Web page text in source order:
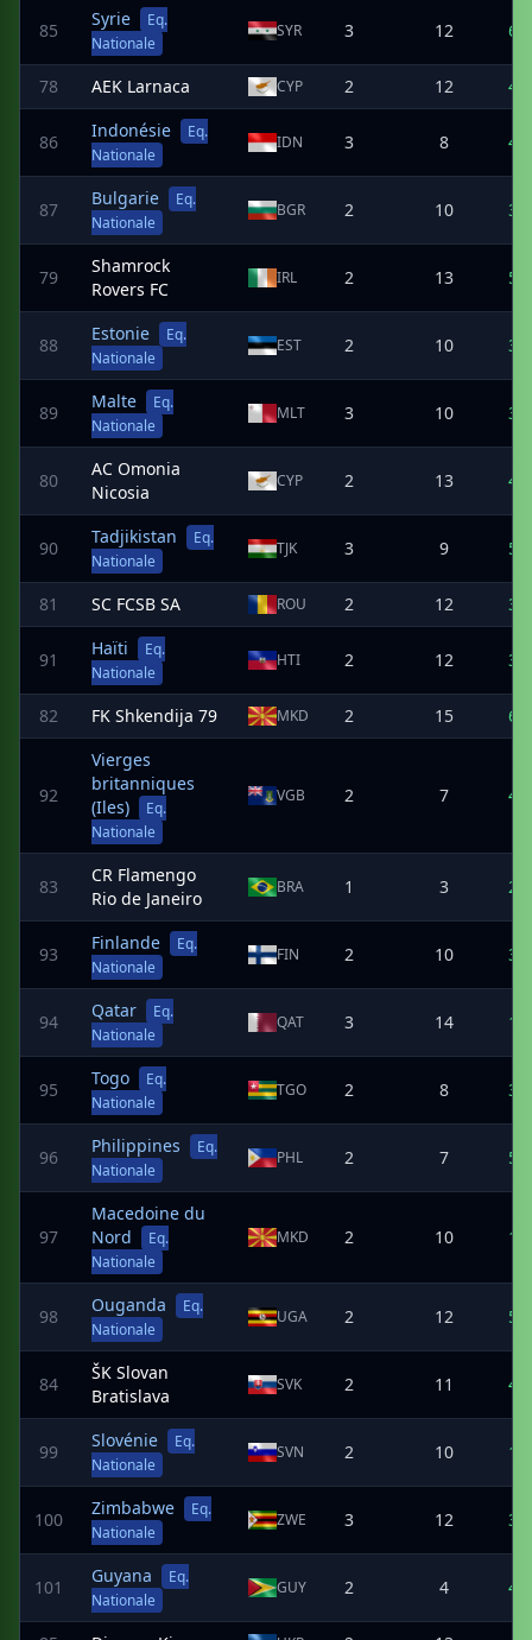
85
Syrie
Eq.
Nationale
SYR 3 12 6
78 AEK Larnaca CYP 2 12 4
86
Indonésie
Eq.
Nationale
IDN 3 8 4
87
Bulgarie
Eq.
Nationale
BGR 2 10 3
79
Shamrock
Rovers FC
IRL 2 13 5
88
Estonie
Eq.
Nationale
EST 2 10 3
89
Malte
Eq.
Nationale
MLT 3 10 3
80
AC Omonia
Nicosia
CYP 2 13 4
90
Tadjikistan
Eq.
Nationale
TJK 3 9 5
81 SC FCSB SA ROU 2 12 3
91
Haïti
Eq.
Nationale
HTI 2 12 3
82 FK Shkendija 79 MKD 2 15 6
92
Vierges
britanniques
(Iles)
Eq.
Nationale
VGB 2 7 4
83
CR Flamengo
Rio de Janeiro
BRA 1 3 2
93
Finlande
Eq.
Nationale
FIN 2 10 3
94
Qatar
Eq.
Nationale
QAT 3 14 1
95
Togo
Eq.
Nationale
TGO 2 8 3
96
Philippines
Eq.
Nationale
PHL 2 7 5
97
Macedoine du
Nord
Eq.
Nationale
MKD 2 10 1
98
Ouganda
Eq.
Nationale
UGA 2 12 5
84
ŠK Slovan
Bratislava
SVK 2 11 4
99
Slovénie
Eq.
Nationale
SVN 2 10 1
100
Zimbabwe
Eq.
Nationale
ZWE 3 12 3
101
Guyana
Eq.
Nationale
GUY 2 4 4